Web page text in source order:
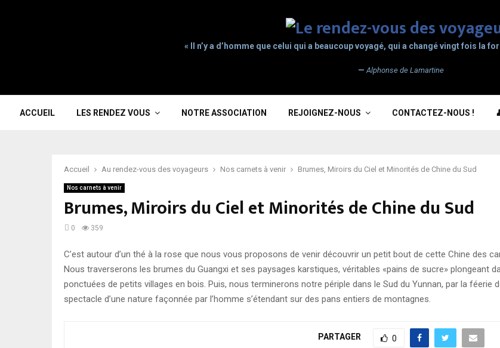
« Il n’y a d’homme que celui qui a beaucoup voyagé, qui a changé vingt fois la
— Alphonse de Lamartine
ACCUEIL LES RENDEZ VOUS NOTRE ASSOCIATION REJOIGNEZ-NOUS CONTACTEZ-NOUS !
Accueil Au rendez-vous des voyageurs Nos carnets à venir Brumes, Miroirs du Ciel et Minorités de Chine du Sud
Nos carnets à venir
Brumes, Miroirs du Ciel et Minorités de Chine du Sud
0 359
C’est autour d’un thé à la rose que nous vous proposons de venir découvrir un petit bout de cette Chine des
Nous traverserons les brumes du Guangxi et ses paysages karstiques, véritables «pains de sucre» plongeant
ponctuées de petits villages en bois. Puis, nous terminerons notre périple dans le Sud du Yunnan, par la féerie
spectacle d’une nature façonnée par l’homme s’étendant sur des pans entiers de montagnes.
PARTAGER 0